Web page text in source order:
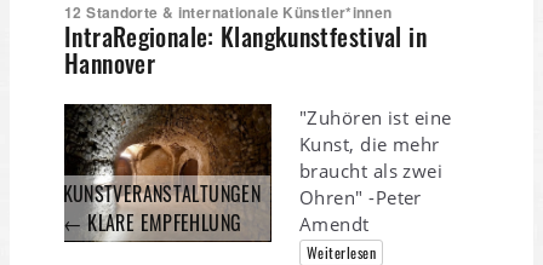
12 Standorte & internationale Künstler*innen
IntraRegionale: Klangkunstfestival in
Hannover
KUNSTVERANSTALTUNGEN
← KLARE EMPFEHLUNG
"Zuhören ist eine
Kunst, die mehr
braucht als zwei
Ohren" -Peter
Amendt
Weiterlesen